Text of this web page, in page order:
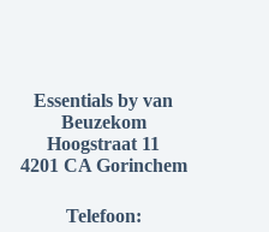
Essentials by van
Beuzekom
Hoogstraat 11
4201 CA Gorinchem
Telefoon: